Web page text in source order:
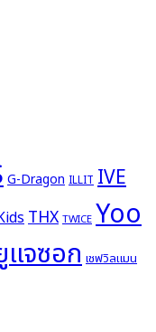
G-Dragon ILLIT IVE
THX TWICE Yoo
แจซอก เชฟวิลแมน